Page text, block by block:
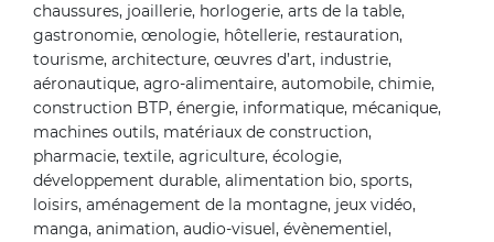
chaussures, joaillerie, horlogerie, arts de la table,
gastronomie, œnologie, hôtellerie, restauration,
tourisme, architecture, œuvres d’art, industrie,
aéronautique, agro-alimentaire, automobile, chimie,
construction BTP, énergie, informatique, mécanique,
machines outils, matériaux de construction,
pharmacie, textile, agriculture, écologie,
développement durable, alimentation bio, sports,
loisirs, aménagement de la montagne, jeux vidéo,
manga, animation, audio-visuel, évènementiel,